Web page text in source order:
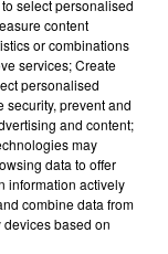
select personalised
content
or combinations
services; Create
personalised
security, prevent and
and content;
may
data to offer
information actively
combine data from
based on